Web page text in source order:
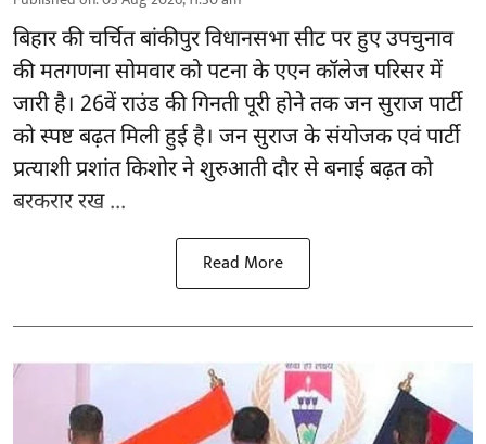
बिहारकी चर्चित बांकीपुर विधानसभा सीट पर हुए उपचुनाव
की मतगणना सोमवार को पटना के एएन कॉलेज परिसर में
जारी है। 26वें राउंड की गिनती पूरी होने तक जन सुराज पार्टी
को स्पष्ट बढ़त मिली हुई है। जन सुराज के संयोजक एवं पार्टी
प्रत्याशी प्रशांत किशोर ने शुरुआती दौर से बनाई बढ़त को
बरकरार रख ...
Read More